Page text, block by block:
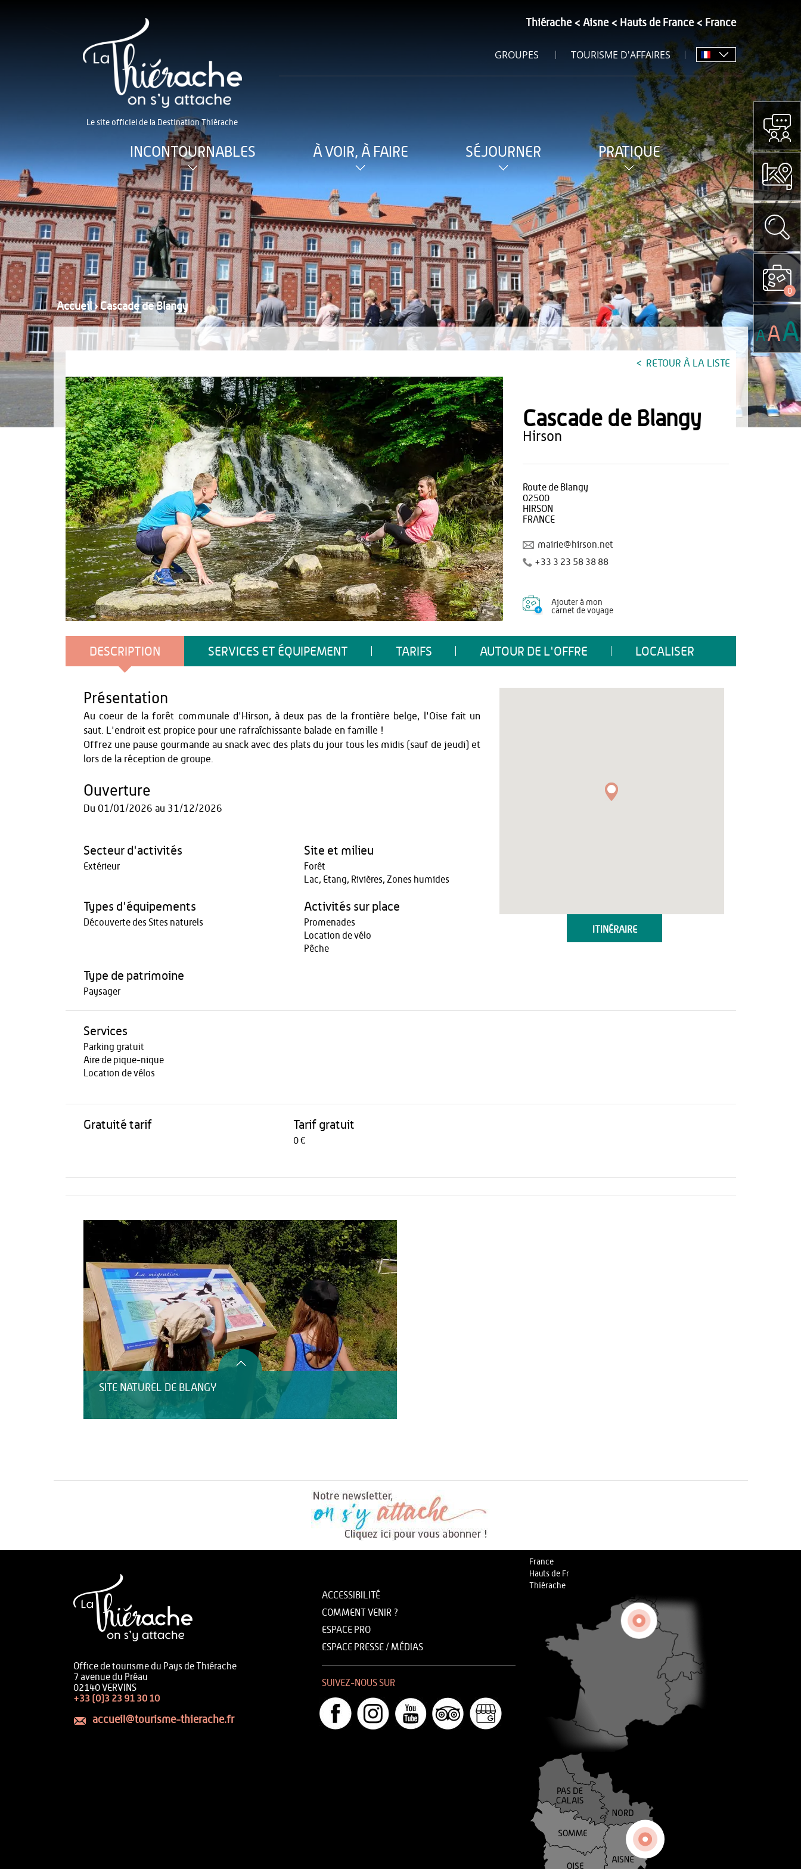
Le site officiel de la Destination Thiérache
Thiérache Aisne Hauts de France France
GROUPES TOURISME D'AFFAIRES
INCONTOURNABLES À VOIR, À FAIRE SÉJOURNER PRATIQUE
Accueil›Cascade de Blangy
RETOUR À LA LISTE
Cascade de Blangy
hirson
Route de Blangy
02500
HIRSON
FRANCE
mairie@hirson.net
+33 3 23 58 38 88
Ajouter à mon
carnet de voyage
DESCRIPTION SERVICES ET ÉQUIPEMENT TARIFS AUTOUR DE L'OFFRE LOCALISER
ITINÉRAIRE
Présentation
Au coeur de la forêt communale d'Hirson, à deux pas de la frontière belge, l'Oise fait un
saut. L'endroit est propice pour une rafraîchissante balade en famille !
Offrez une pause gourmande au snack avec des plats du jour tous les midis (sauf de jeudi) et
lors de la réception de groupe.
Ouverture
Du 01/01/2026 au 31/12/2026
Secteur d'activités
Extérieur
Site et milieu
Forêt
Lac, Etang, Rivières, Zones humides
Types d'équipements
Découverte des Sites naturels
Activités sur place
Promenades
Location de vélo
Pêche
Type de patrimoine
Paysager
Services
Parking gratuit
Aire de pique-nique
Location de vélos
Gratuité tarif Tarif gratuit
0 €
SITE NATUREL DE BLANGY
Office de tourisme du Pays de Thiérache
7 avenue du Préau
02140 VERVINS
+33 (0)3 23 91 30 10
accueil@tourisme-thierache.fr
ACCESSIBILITÉ
COMMENT VENIR ?
ESPACE PRO
ESPACE PRESSE / MÉDIAS
SUIVEZ-NOUS SUR
France
Hauts de Fr
Thiérache
0
AAA